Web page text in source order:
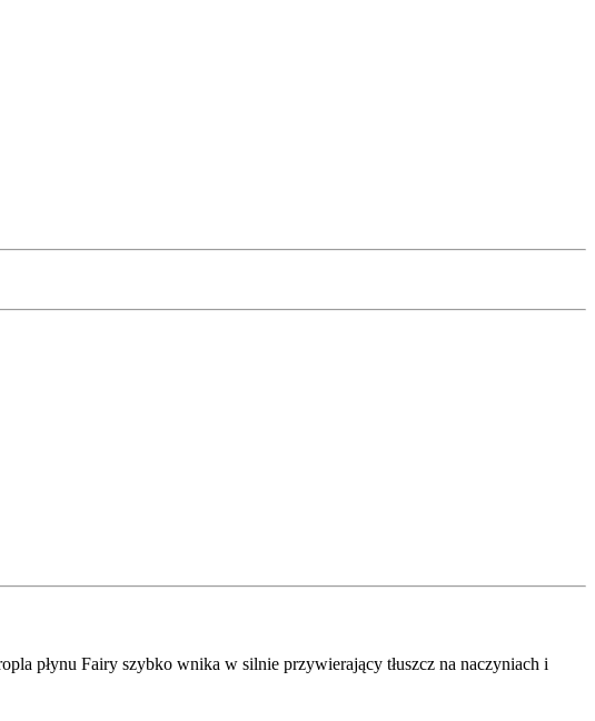
płynu Fairy szybko wnika w silnie przywierający tłuszcz na naczyniach i